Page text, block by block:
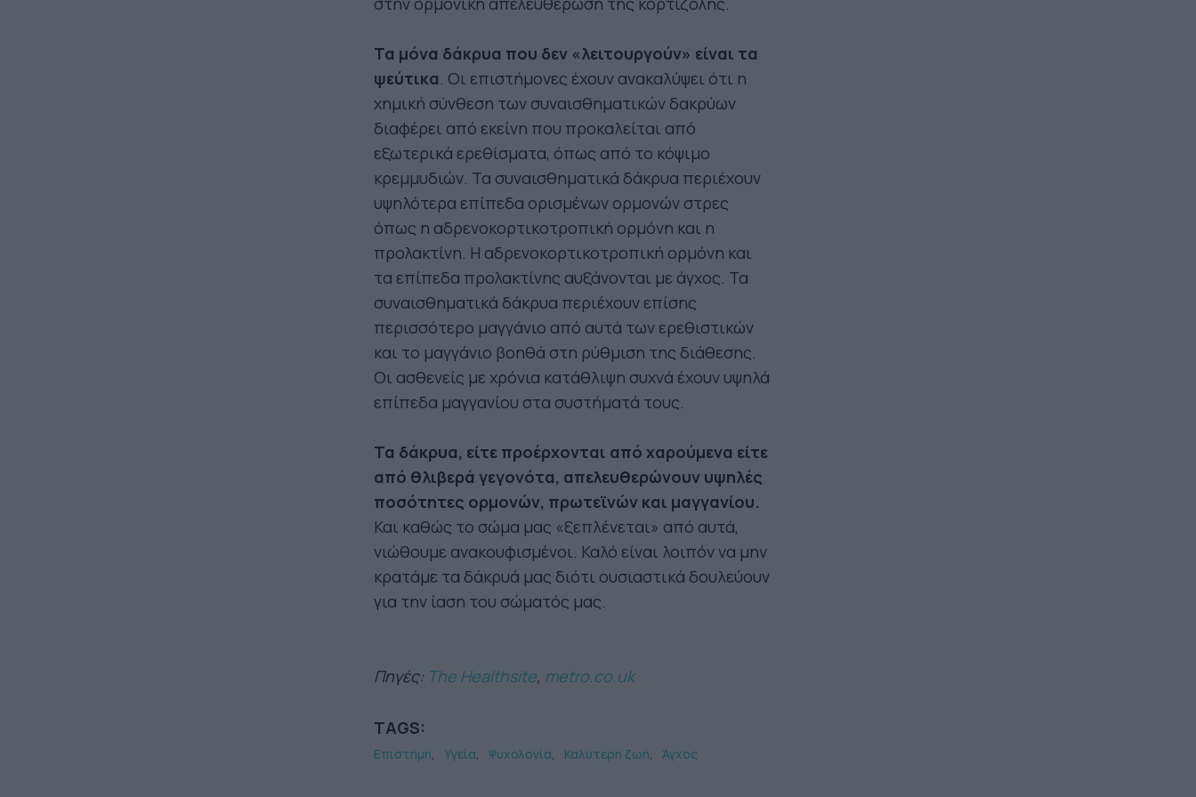
Τα μόνα δάκρυα που δεν «λειτουργούν» είναι τα
ψεύτικα. Οι επιστήμονες έχουν ανακαλύψει ότι η
χημική σύνθεση των συναισθηματικών δακρύων
διαφέρει από εκείνη που προκαλείται από
εξωτερικά ερεθίσματα, όπως από το κόψιμο
κρεμμυδιών. Τα συναισθηματικά δάκρυα περιέχουν
υψηλότερα επίπεδα ορισμένων ορμονών στρες
όπως η αδρενοκορτικοτροπική ορμόνη και η
προλακτίνη. Η αδρενοκορτικοτροπική ορμόνη και
τα επίπεδα προλακτίνης αυξάνονται με άγχος. Τα
συναισθηματικά δάκρυα περιέχουν επίσης
περισσότερο μαγγάνιο από αυτά των ερεθιστικών
και το μαγγάνιο βοηθά στη ρύθμιση της διάθεσης.
Οι ασθενείς με χρόνια κατάθλιψη συχνά έχουν υψηλά
επίπεδα μαγγανίου στα συστήματά τους.
Τα δάκρυα, είτε προέρχονται από χαρούμενα είτε
από θλιβερά γεγονότα, απελευθερώνουν υψηλές
ποσότητες ορμονών, πρωτεϊνών και μαγγανίου.
Και καθώς το σώμα μας «ξεπλένεται» από αυτά,
νιώθουμε ανακουφισμένοι. Καλό είναι λοιπόν να μην
κρατάμε τα δάκρυά μας διότι ουσιαστικά δουλεύουν
για την ίαση του σώματός μας.
Πηγές: The Healthsite, metro.co.uk
TAGS:
Επιστήμη Υγεία Ψυχολογία Καλύτερη ζωή Άγχος